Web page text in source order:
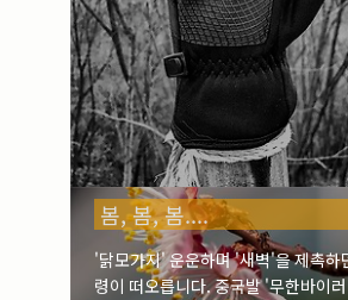
봄, 봄, 봄....
'닭모가지' 운운하며 '새벽'을 제촉하
령이 떠오릅니다. 중국발 '무한바이러